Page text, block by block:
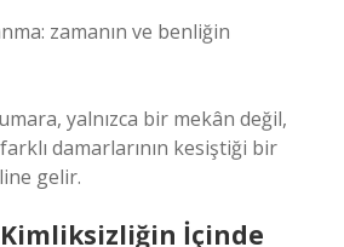
zamanın ve benliğin
yalnızca bir mekân değil,
damarlarının kesiştiği bir
gelir.
İçinde